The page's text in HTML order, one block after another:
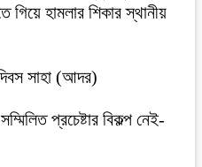
হামলার শিকার স্থানীয়
সাহা (আদর)
প্রচেষ্টার বিকল্প নেই-